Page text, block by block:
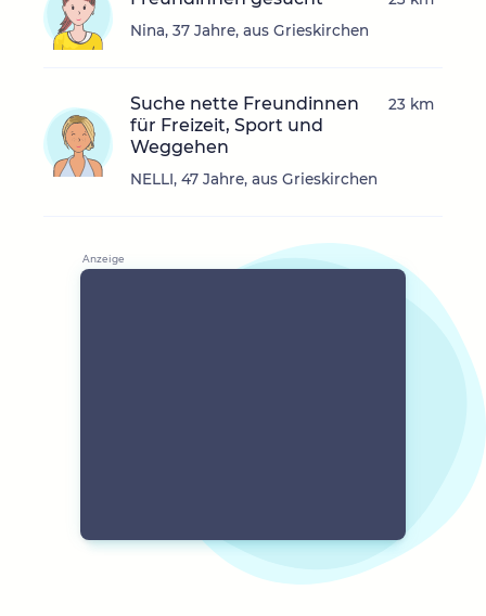
Nina, 37 Jahre, aus Grieskirchen
Suche nette Freundinnen
für Freizeit, Sport und
Weggehen
NELLI, 47 Jahre, aus Grieskirchen
23 km